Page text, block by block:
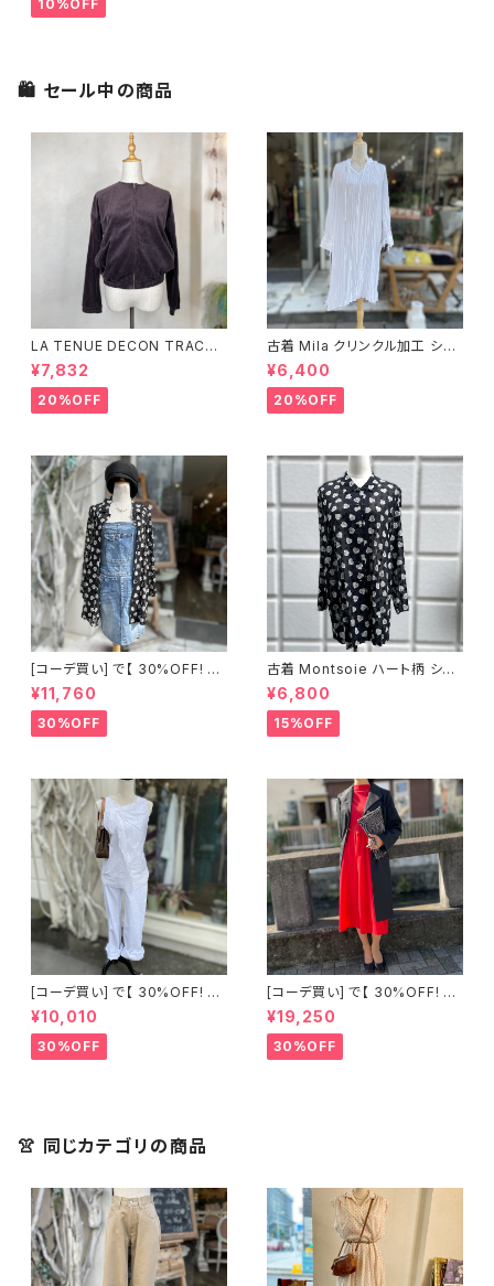
10%OFF
🛍 セール中の商品
LA TENUE DECON TRACTE
E ブラウンジャケット
¥7,832
20%OFF
古着 Mila クリンクル加工 シャ
ツワンピース
¥6,400
20%OFF
[コーデ買い] で【 30%OFF! 】2
点 ショート丈 デニム サロペット
スカート + 古着 Montsoie ハ
ート柄 シアーシャツ ブラック
¥11,760
30%OFF
古着 Montsoie ハート柄 シア
ーシャツ ブラック
¥6,800
15%OFF
[コーデ買い] で【 30%OFF! 】2
点 古着 Chloe ホワイト レース
ノースリーブ + ホワイトデニム
ストレッチ ストレート パンツ
¥10,010
30%OFF
[コーデ買い] で【 30%OFF! 】2
点 フランス古着 レッドライン 切
り替えワンピース + フランス古
着 TERGAL ブラック コート
¥19,250
30%OFF
👚 同じカテゴリの商品